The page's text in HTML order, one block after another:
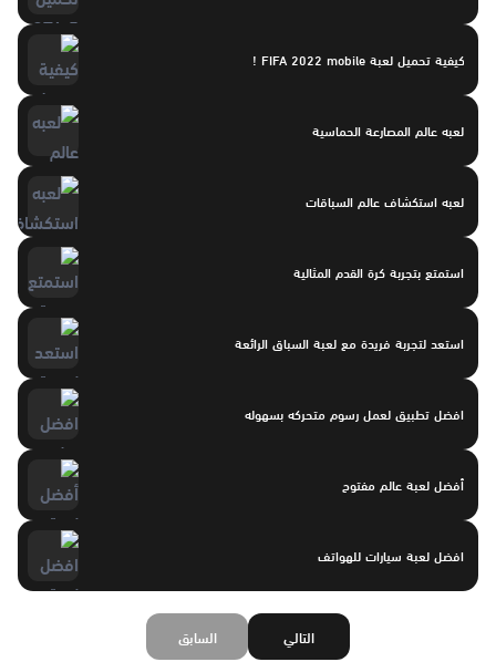
كيفية تحميل لعبة FIFA 2022 mobile !
لعبه عالم المصارعة الحماسية
لعبه استكشاف عالم السباقات
استمتع بتجربة كرة القدم المثالية
استعد لتجربة فريدة مع لعبة السباق الرائعة
افضل تطبيق لعمل رسوم متحركه بسهوله
أفضل لعبة عالم مفتوح
افضل لعبة سيارات للهواتف
السابق التالي